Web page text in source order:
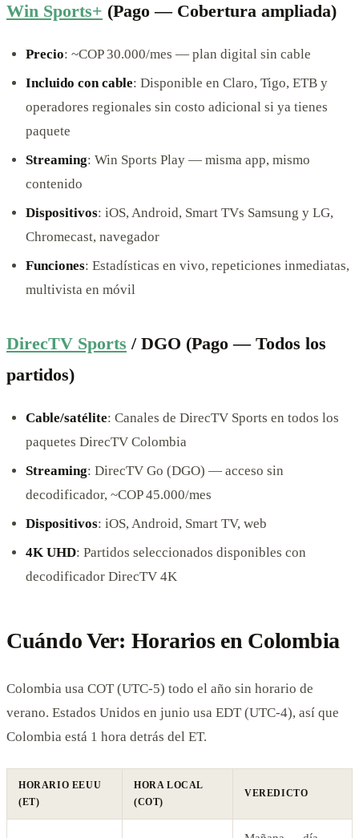
Win Sports+ (Pago — Cobertura ampliada)
Precio: ~COP 30.000/mes — plan digital sin cable
Incluido con cable: Disponible en Claro, Tigo, ETB y
operadores regionales sin costo adicional si ya tienes
paquete
Streaming: Win Sports Play — misma app, mismo
contenido
Dispositivos: iOS, Android, Smart TVs Samsung y LG,
Chromecast, navegador
Funciones: Estadísticas en vivo, repeticiones inmediatas,
multivista en móvil
DirecTV Sports / DGO (Pago — Todos los
partidos)
Cable/satélite: Canales de DirecTV Sports en todos los
paquetes DirecTV Colombia
Streaming: DirecTV Go (DGO) — acceso sin
decodificador, ~COP 45.000/mes
Dispositivos: iOS, Android, Smart TV, web
4K UHD: Partidos seleccionados disponibles con
decodificador DirecTV 4K
Cuándo Ver: Horarios en Colombia
Colombia usa COT (UTC-5) todo el año sin horario de
verano. Estados Unidos en junio usa EDT (UTC-4), así que
Colombia está 1 hora detrás del ET.
HORARIO EEUU
(ET)
HORA LOCAL
(COT)
VEREDICTO